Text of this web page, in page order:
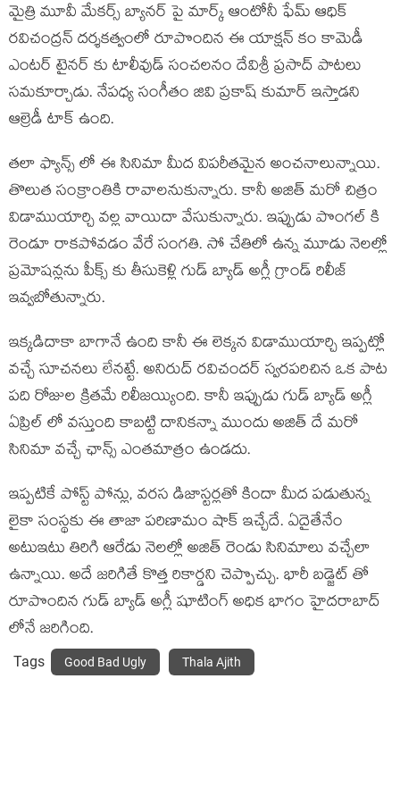
మైత్రి మూవీ మేకర్స్ బ్యానర్ పై మార్క్ ఆంటోనీ ఫేమ్ ఆధిక్
రవిచంద్రన్ దర్శకత్వంలో రూపొందిన ఈ యాక్షన్ కం కామెడీ
ఎంటర్ టైనర్ కు టాలీవుడ్ సంచలనం దేవిశ్రీ ప్రసాద్ పాటలు
సమకూర్చాడు. నేపధ్య సంగీతం జివి ప్రకాష్ కుమార్ ఇస్తాడని
ఆల్రెడీ టాక్ ఉంది.
తలా ఫ్యాన్స్ లో ఈ సినిమా మీద విపరీతమైన అంచనాలున్నాయి.
తొలుత సంక్రాంతికి రావాలనుకున్నారు. కానీ అజిత్ మరో చిత్రం
విడాముయార్చి వల్ల వాయిదా వేసుకున్నారు. ఇప్పుడు పొంగల్ కి
రెండూ రాకపోవడం వేరే సంగతి. సో చేతిలో ఉన్న మూడు నెలల్లో
ప్రమోషన్లను పీక్స్ కు తీసుకెళ్లి గుడ్ బ్యాడ్ అగ్లీ గ్రాండ్ రిలీజ్
ఇవ్వబోతున్నారు.
ఇక్కడిదాకా బాగానే ఉంది కానీ ఈ లెక్కన విడాముయార్చి ఇప్పట్లో
వచ్చే సూచనలు లేనట్టే. అనిరుద్ రవిచందర్ స్వరపరిచిన ఒక పాట
పది రోజుల క్రితమే రిలీజయ్యింది. కానీ ఇప్పుడు గుడ్ బ్యాడ్ అగ్లీ
ఏప్రిల్ లో వస్తుంది కాబట్టి దానికన్నా ముందు అజిత్ దే మరో
సినిమా వచ్చే ఛాన్స్ ఎంతమాత్రం ఉండదు.
ఇప్పటికే పోస్ట్ పోన్లు, వరస డిజాస్టర్లతో కిందా మీద పడుతున్న
లైకా సంస్థకు ఈ తాజా పరిణామం షాక్ ఇచ్చేదే. ఏదైతేనేం
అటుఇటు తిరిగి ఆరేడు నెలల్లో అజిత్ రెండు సినిమాలు వచ్చేలా
ఉన్నాయి. అదే జరిగితే కొత్త రికార్డని చెప్పొచ్చు. భారీ బడ్జెట్ తో
రూపొందిన గుడ్ బ్యాడ్ అగ్లీ షూటింగ్ అధిక భాగం హైదరాబాద్
లోనే జరిగింది.
Tags Good Bad Ugly Thala Ajith